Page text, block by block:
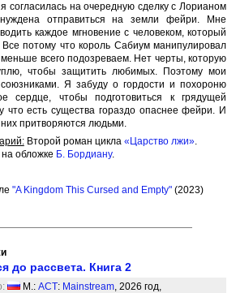
согласилась на очередную сделку с Лорианом
отправиться на земли фейри. Мне
каждое мгновение с человеком, который
потому что король Сабиум манипулировал
всего подозреваем. Нет черты, которую
чтобы защитить любимых. Поэтому мои
союзниками. Я забуду о гордости и похороню
сердце, чтобы подготовиться к грядущей
что есть существа гораздо опаснее фейри. И
притворяются людьми.
Второй роман цикла «Царство лжи».
обложке Б. Бордиану.
"A Kingdom This Cursed and Empty"(2023)
до рассвета. Книга 2
М.: АСТ: Mainstream, 2026 год,